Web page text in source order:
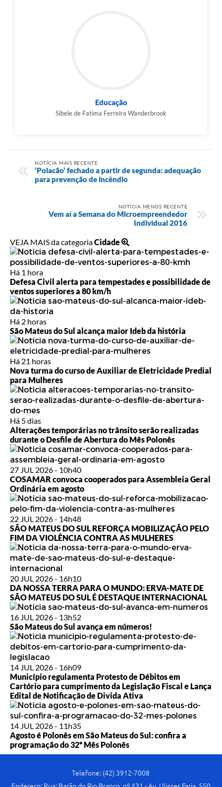
Educação
Sibele de Fatima Ferreira Wanderbrook
NOTÍCIA MAIS RECENTE
‘Polacão’ fechado a partir de segunda: adequação
para prevenção de incêndio
NOTÍCIA MENOS RECENTE
Vem aí a Semana do Microempreendedor
Individual 2016
VEJA MAIS da categoriaCidade
Há 1 hora
Defesa Civil alerta para tempestades e possibilidade de
ventos superiores a 80 km/h
Há 2 horas
São Mateus do Sul alcança maior Ideb da história
Há 21 horas
Nova turma do curso de Auxiliar de Eletricidade Predial
para Mulheres
Há 5 dias
Alterações temporárias no trânsito serão realizadas
durante o Desfile de Abertura do Mês Polonês
27 JUL 2026 - 10h40
COSAMAR convoca cooperados para Assembleia Geral
Ordinária em agosto
22 JUL 2026 - 14h48
SÃO MATEUS DO SUL REFORÇA MOBILIZAÇÃO PELO
FIM DA VIOLÊNCIA CONTRA AS MULHERES
20 JUL 2026 - 16h10
DA NOSSA TERRA PARA O MUNDO: ERVA-MATE DE
SÃO MATEUS DO SUL É DESTAQUE INTERNACIONAL
16 JUL 2026 - 13h52
São Mateus do Sul avança em números!
14 JUL 2026 - 16h09
Município regulamenta Protesto de Débitos em
Cartório para cumprimento da Legislação Fiscal e Lança
Edital de Notificação de Divida Ativa
14 JUL 2026 - 11h35
Agosto é Polonês em São Mateus do Sul: confira a
programação do 32º Mês Polonês
Telefone: (42) 3912-7008